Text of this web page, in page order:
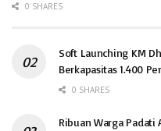
0 SHARES
Soft Launching KM
Berkapasitas 1.400
0 SHARES
Ribuan Warga Padati